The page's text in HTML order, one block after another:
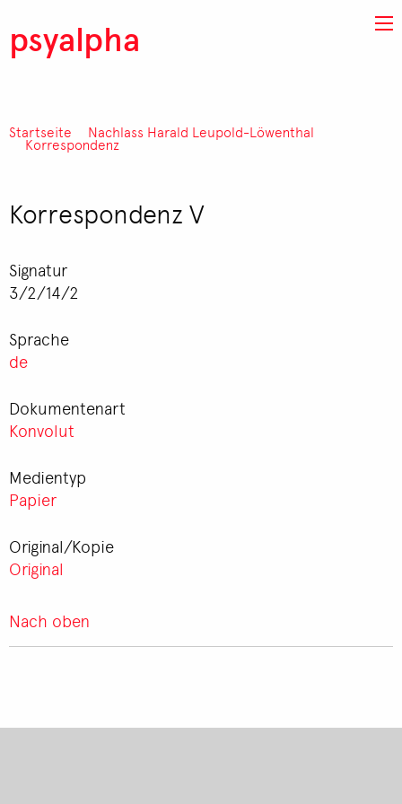
psyalpha
Pfadnavigation
Startseite Nachlass Harald Leupold-Löwenthal
Korrespondenz
Korrespondenz V
Signatur
3/2/14/2
Sprache
de
Dokumentenart
Konvolut
Medientyp
Papier
Original/Kopie
Original
Nach oben